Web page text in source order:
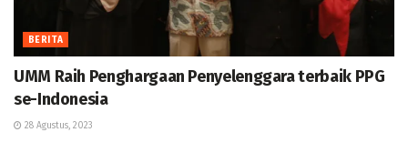
BERITA
UMM Raih Penghargaan Penyelenggara terbaik PPG
se-Indonesia
28 Agustus, 2023